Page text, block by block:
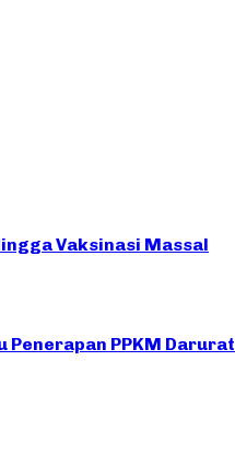
Vaksinasi Massal
Penerapan PPKM Darurat